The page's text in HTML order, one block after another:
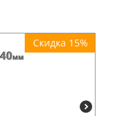
Скидка 15%